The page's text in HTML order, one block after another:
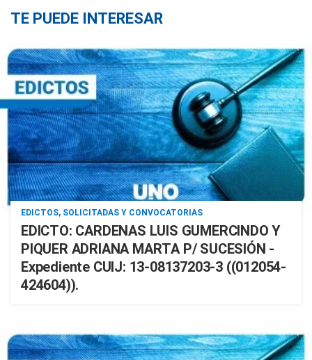
TE PUEDE INTERESAR
EDICTOS, SOLICITADAS Y CONVOCATORIAS
EDICTO: CARDENAS LUIS GUMERCINDO Y
PIQUER ADRIANA MARTA P/ SUCESIÓN -
Expediente CUIJ: 13-08137203-3 ((012054-
424604)).